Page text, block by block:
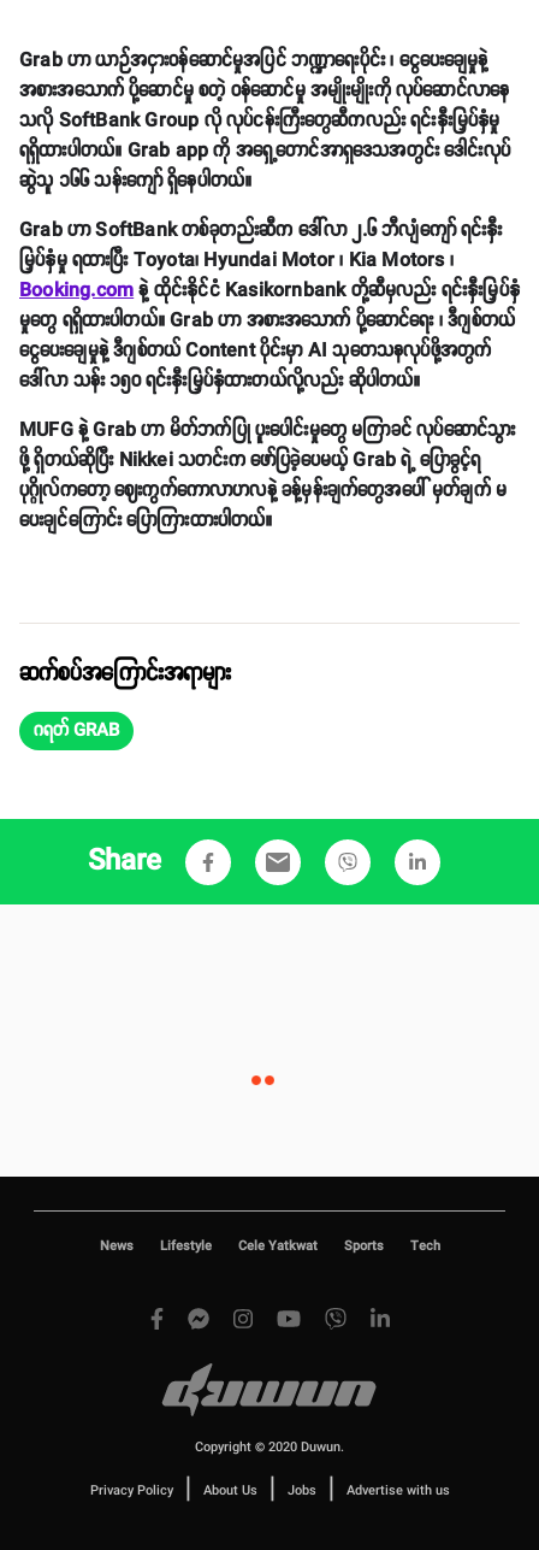
Grab ဟာ ယာဉ်အငှားဝန်ဆောင်မှုအပြင် ဘဏ္ဍာရေးပိုင်း ၊ ငွေပေးချေမှုနဲ့
အစားအသောက် ပို့ဆောင်မှု စတဲ့ ဝန်ဆောင်မှု အမျိုးမျိုးကို လုပ်ဆောင်လာနေ
သလို SoftBank Group လို လုပ်ငန်းကြီးတွေဆီကလည်း ရင်းနှီးမြှပ်နှံမှု
ရရှိထားပါတယ်။ Grab app ကို အရှေ့တောင်အာရှဒေသအတွင်း ဒေါင်းလုပ်
ဆွဲသူ ၁၆၆ သန်းကျော် ရှိနေပါတယ်။
Grab ဟာ SoftBank တစ်ခုတည်းဆီက ဒေါ်လာ ၂.၆ ဘီလျံကျော် ရင်းနှီး
မြှပ်နှံမှု ရထားပြီး Toyota၊ Hyundai Motor ၊ Kia Motors ၊
Booking.comနဲ့ ထိုင်းနိုင်ငံ Kasikornbank တို့ဆီမှလည်း ရင်းနှီးမြှပ်နှံ
မှုတွေ ရရှိထားပါတယ်။ Grab ဟာ အစားအသောက် ပို့ဆောင်ရေး ၊ ဒီဂျစ်တယ်
ငွေပေးချေမှုနဲ့ ဒီဂျစ်တယ် Content ပိုင်းမှာ AI သုတေသနလုပ်ဖို့အတွက်
ဒေါ်လာ သန်း ၁၅၀ ရင်းနှီးမြှပ်နှံထားတယ်လို့လည်း ဆိုပါတယ်။
MUFG နဲ့ Grab ဟာ မိတ်ဘက်ပြု ပူးပေါင်းမှုတွေ မကြာခင် လုပ်ဆောင်သွား
ဖို့ ရှိတယ်ဆိုပြီး Nikkei သတင်းက ဖော်ပြခဲ့ပေမယ့် Grab ရဲ့ ပြောခွင့်ရ
ပုဂ္ဂိုလ်ကတော့ ဈေးကွက်ကောလာဟလနဲ့ ခန့်မှန်းချက်တွေအပေါ် မှတ်ချက် မ
ပေးချင်ကြောင်း ပြောကြားထားပါတယ်။
ဆက်စပ်အကြောင်းအရာများ
ဂရတ် GRAB
Share email
News Lifestyle Cele Yatkwat Sports Tech
Copyright © 2020 Duwun.
Privacy Policy | About Us | Jobs | Advertise with us